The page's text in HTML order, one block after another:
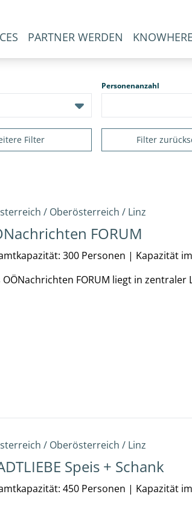
PARTNER WERDEN
Personenanzahl
Filter Filter
/ Oberösterreich / Linz
FORUM
300 Personen | Kapazität
OÖNachrichten FORUM liegt in
/ Oberösterreich / Linz
Speis + Schank
450 Personen | Kapazität